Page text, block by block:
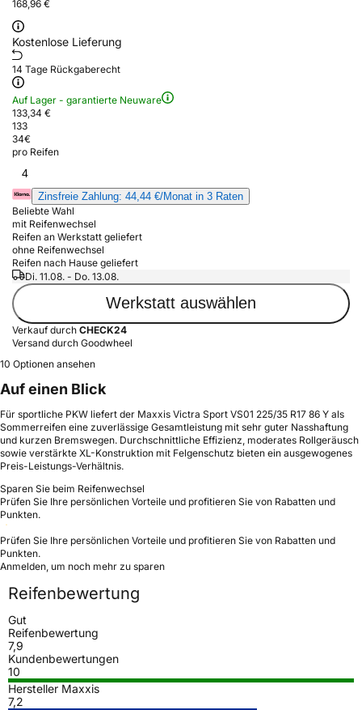
168,96 €
Kostenlose Lieferung
14 Tage Rückgaberecht
Auf Lager - garantierte Neuware
133,34 €
133
34€
pro Reifen
4
Zinsfreie Zahlung: 44,44 €/Monat in 3 Raten
Beliebte Wahl
mit Reifenwechsel
Reifen an Werkstatt geliefert
ohne Reifenwechsel
Reifen nach Hause geliefert
Di. 11.08. - Do. 13.08.
Werkstatt auswählen
Verkauf durch CHECK24
Versand durch Goodwheel
10 Optionen ansehen
Auf einen Blick
Für sportliche PKW liefert der Maxxis Victra Sport VS01 225/35 R17 86 Y als
Sommerreifen eine zuverlässige Gesamtleistung mit sehr guter Nasshaftung
und kurzen Bremswegen. Durchschnittliche Effizienz, moderates Rollgeräusch
sowie verstärkte XL-Konstruktion mit Felgenschutz bieten ein ausgewogenes
Preis-Leistungs-Verhältnis.
Sparen Sie beim Reifenwechsel
Prüfen Sie Ihre persönlichen Vorteile und profitieren Sie von Rabatten und
Punkten.
Prüfen Sie Ihre persönlichen Vorteile und profitieren Sie von Rabatten und
Punkten.
Anmelden, um noch mehr zu sparen
Reifenbewertung
Gut
Reifenbewertung
7,9
Kundenbewertungen
10
Hersteller Maxxis
7,2